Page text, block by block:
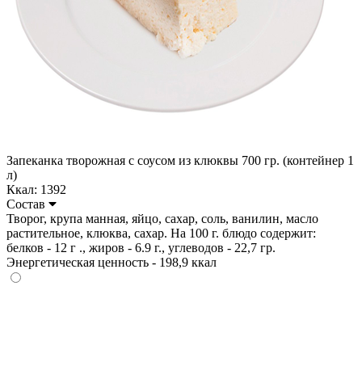
Запеканка творожная с соусом из клюквы 700 гр. (контейнер 1
л)
Ккал: 1392
Состав
Творог, крупа манная, яйцо, сахар, соль, ванилин, масло
растительное, клюква, сахар. На 100 г. блюдо содержит:
белков - 12 г ., жиров - 6.9 г., углеводов - 22,7 гр.
Энергетическая ценность - 198,9 ккал